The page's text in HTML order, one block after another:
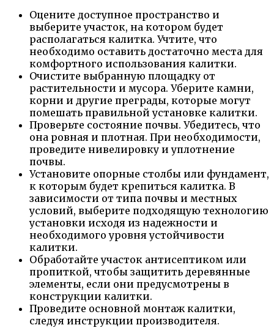
Оцените доступное пространство и
выберите участок, на котором будет
располагаться калитка. Учтите, что
необходимо оставить достаточно места для
комфортного использования калитки.
Очистите выбранную площадку от
растительности и мусора. Уберите камни,
корни и другие преграды, которые могут
помешать правильной установке калитки.
Проверьте состояние почвы. Убедитесь, что
она ровная и плотная. При необходимости,
проведите нивелировку и уплотнение
почвы.
Установите опорные столбы или фундамент,
к которым будет крепиться калитка. В
зависимости от типа почвы и местных
условий, выберите подходящую технологию
установки исходя из надежности и
необходимого уровня устойчивости
калитки.
Обработайте участок антисептиком или
пропиткой, чтобы защитить деревянные
элементы, если они предусмотрены в
конструкции калитки.
Проведите основной монтаж калитки,
следуя инструкции производителя.